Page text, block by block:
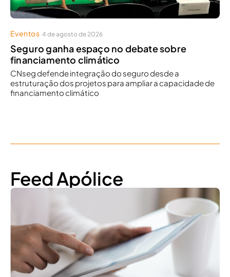
Eventos 4 de agosto de 2026
Seguro ganha espaço no debate sobre
financiamento climático
CNseg defende integração do seguro desde a
estruturação dos projetos para ampliar a capacidade de
financiamento climático
Feed Apólice